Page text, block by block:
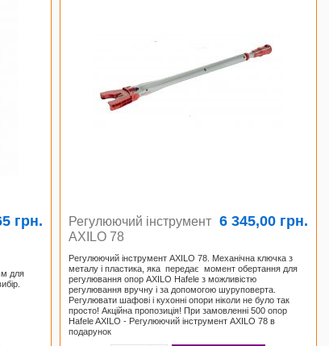
грн.
для
Регулюючий інструмент
AXILO 78
6 345,00 грн.
Регулюючий інструмент AXILO 78. Механічна ключка з
металу і пластика, яка передає момент обертання для
регулювання опор AXILO Hafele з можливістю
регулювання вручну і за допомогою шуруповерта.
Регулювати шафові і кухонні опори ніколи не було так
просто! Акційна пропозиція! При замовленні 500 опор
Hafele AXILO - Регулюючий інструмент AXILO 78 в
подарунок